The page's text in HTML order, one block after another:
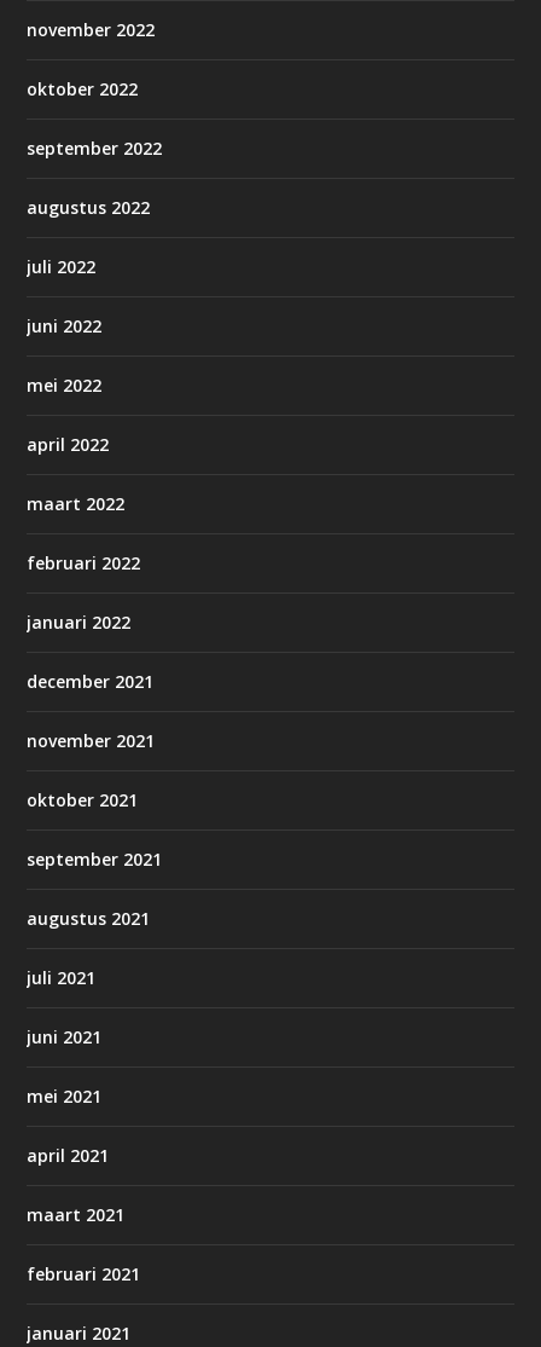
november 2022
oktober 2022
september 2022
augustus 2022
juli 2022
juni 2022
mei 2022
april 2022
maart 2022
februari 2022
januari 2022
december 2021
november 2021
oktober 2021
september 2021
augustus 2021
juli 2021
juni 2021
mei 2021
april 2021
maart 2021
februari 2021
januari 2021